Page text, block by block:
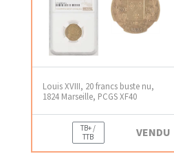
Louis XVIII, 20 francs buste nu,
1824 Marseille, PCGS XF40
TB+ /
TTB
VENDU